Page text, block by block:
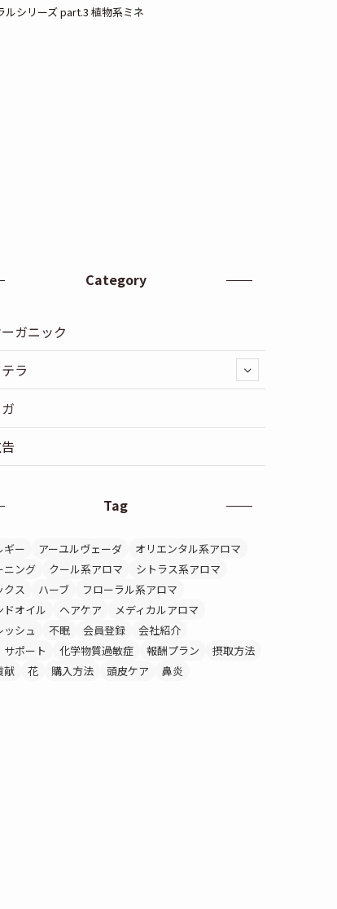
ルシリーズ part.3 植物系ミネ
Category
ガニック
ラ
Tag
ギー アーユルヴェーダ
オリエンタル系アロマ
ニング
クール系アロマ
シトラス系アロマ
クス
ハーブ
フローラル系アロマ
ドオイル
ヘアケア
メディカルアロマ
ッシュ
不眠 会員登録
会社紹介
サポート
化学物質過敏症 報酬プラン
摂取方法
献
花 購入方法 頭皮ケア 鼻炎